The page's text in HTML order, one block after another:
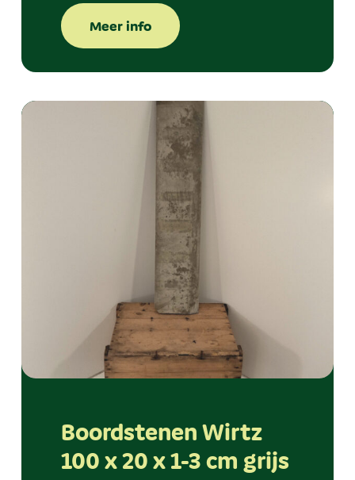
Meer info
Boordstenen Wirtz
100 x 20 x 1-3 cm grijs